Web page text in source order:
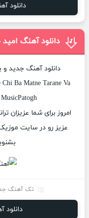
دانلود
دانلود آهنگ
دانلود آهنگ جدید و
Ba Matne Tarane Va
امروز برای شما عزیزان
عزیز رو در سایت
تک آهنگ